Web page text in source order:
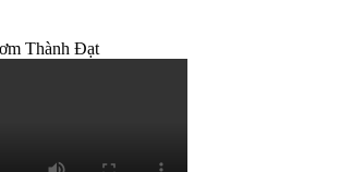
Thành Đạt